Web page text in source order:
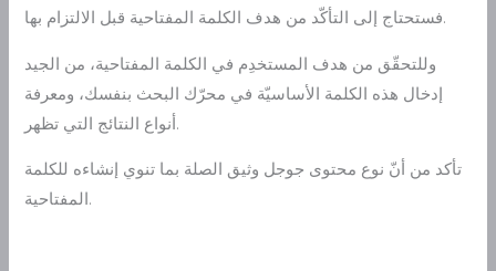
فستحتاج إلى التأكّد من هدف الكلمة المفتاحية قبل الالتزام بها.
وللتحقّق من هدف المستخدِم في الكلمة المفتاحية، من الجيد
إدخال هذه الكلمة الأساسيّة في محرّك البحث بنفسك، ومعرفة
أنواع النتائج التي تظهر.
تأكد من أنّ نوع محتوى جوجل وثيق الصلة بما تنوي إنشاءه للكلمة
المفتاحية.